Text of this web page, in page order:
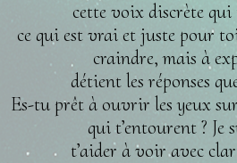
cette voix discrète qui
ce qui est vrai et juste pour
craindre, mais à
détient les réponses
Es-tu prêt à ouvrir les yeux
qui t’entourent ? Je
t’aider à voir avec